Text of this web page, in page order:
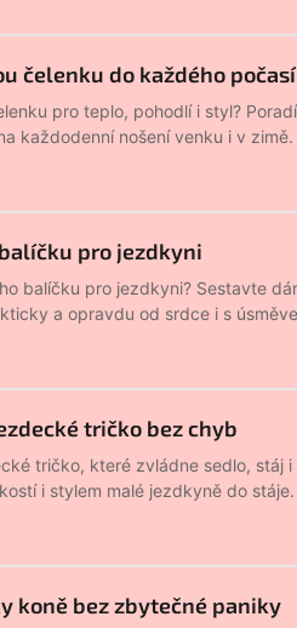
čelenku do každého počasí
pro teplo, pohodlí i styl?
každodenní nošení venku i v zimě.
pro jezdkyni
balíčku pro jezdkyni? Sestavte
a opravdu od srdce i s
tričko bez chyb
tričko, které zvládne sedlo, stáj i
i stylem malé jezdkyně do stáje.
koně bez zbytečné paniky